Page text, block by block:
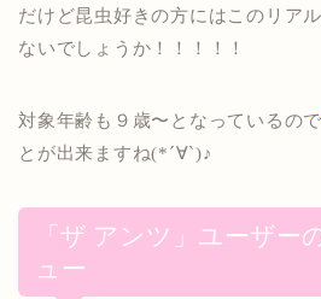
だけど昆虫好きの方にはこのリア
ないでしょうか！！！！！
対象年齢も９歳〜となっているの
とが出来ますね(*´∀`)♪
「ザ アンツ」ユーザー
ュー